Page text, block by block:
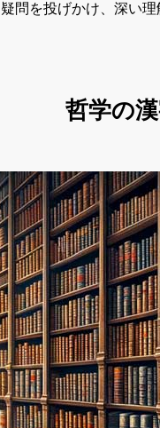
問を投げかけ、深い理
哲学の